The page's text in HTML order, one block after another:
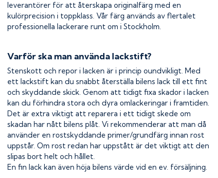
leverantörer för att återskapa originalfärg med en
kulörprecision i toppklass. Vår färg används av flertalet
professionella lackerare runt om i Stockholm.
Varför ska man använda lackstift?
Stenskott och repor i lacken är i princip oundvikligt. Med
ett lackstift kan du snabbt återställa bilens lack till ett fint
och skyddande skick. Genom att tidigt fixa skador i lacken
kan du förhindra stora och dyra omlackeringar i framtiden.
Det är extra viktigt att reparera i ett tidigt skede om
skadan har nått bilens plåt. Vi rekommenderar att man då
använder en rostskyddande primer/grundfärg innan rost
uppstår. Om rost redan har uppstått är det viktigt att den
slipas bort helt och hållet.
En fin lack kan även höja bilens värde vid en ev. försäljning.